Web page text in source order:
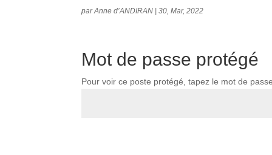
parAnne d’ANDIRAN |30, Mar, 2022
Mot de passe protégé
Pour voir ce poste protégé, tapez le mot de